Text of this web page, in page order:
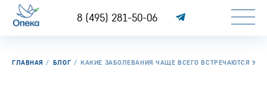
8 (495) 281-50-06
ГЛАВНАЯ БЛОГ КАКИЕ ЗАБОЛЕВАНИЯ ЧАЩЕ ВСЕГО ВСТРЕЧАЮТСЯ У